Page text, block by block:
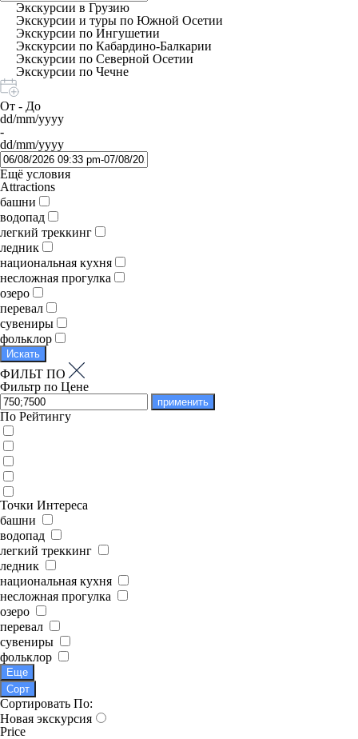
Экскурсии в Грузию
Экскурсии и туры по Южной Осетии
Экскурсии по Ингушетии
Экскурсии по Кабардино-Балкарии
Экскурсии по Северной Осетии
Экскурсии по Чечне
От - До
dd/mm/yyyy
-
dd/mm/yyyy
Ещё условия
Attractions
башни
водопад
легкий треккинг
ледник
национальная кухня
несложная прогулка
озеро
перевал
сувениры
фольклор
Искать
ФИЛЬТ ПО
Фильтр по Цене
применить
По Рейтингу
Точки Интереса
башни
водопад
легкий треккинг
ледник
национальная кухня
несложная прогулка
озеро
перевал
сувениры
фольклор
Еще
Сорт
Сортировать По:
Новая экскурсия
Price